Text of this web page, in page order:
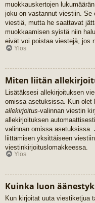
muokkauskertojen
joku on vastannut viestiin. Se
viestiä, mutta he saattavat
muokkaamisen syistä niin
eivät voi poistaa viestejä, jos
Ylös
Miten liitän
Lisätäksesi allekirjoituksen
omissa asetuksissa. Kun olet
allekirjoitus-valinnan viestin
allekirjoituksen
valinnan omissa
liittämisen yksittäiseen
viestinkirjoituslomakkeessa.
Ylös
Kuinka luon
Kun kirjoitat uuta viestiketjua